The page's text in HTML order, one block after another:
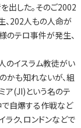
出した。そのご2002
、202人もの人命が
のテロ事件が発生、
のイスラム教徒がい
かも知れないが、組
ア(JI)という名のテ
自爆する作戦など
ラク、ロンドンなどで